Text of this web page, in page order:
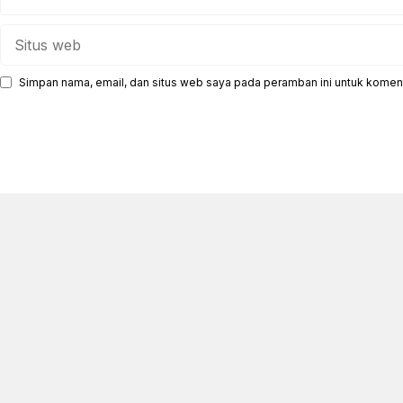
Simpan nama, email, dan situs web saya pada peramban ini untuk